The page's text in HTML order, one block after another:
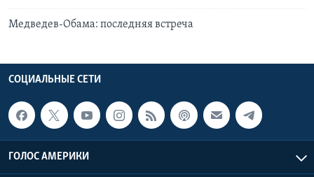
Медведев-Обама: последняя встреча
СОЦИАЛЬНЫЕ СЕТИ
ГОЛОС АМЕРИКИ